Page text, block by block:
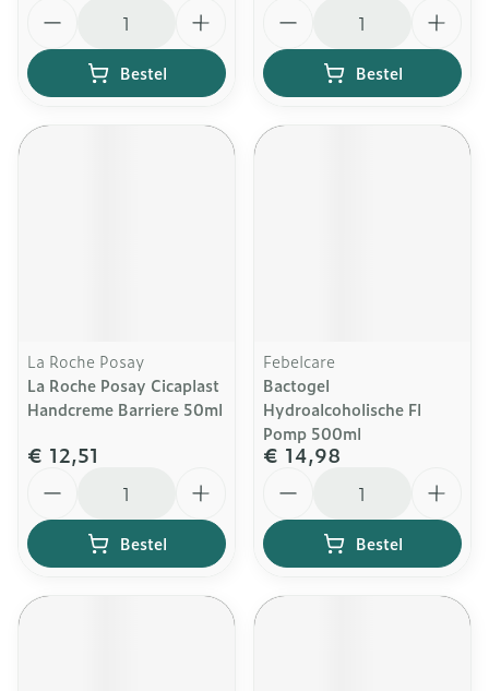
Bestel Bestel
La Roche Posay
La Roche Posay Cicaplast
Handcreme Barriere 50ml
€ 12,51
Bestel
Febelcare
Bactogel
Hydroalcoholische Fl
Pomp 500ml
€ 14,98
Bestel